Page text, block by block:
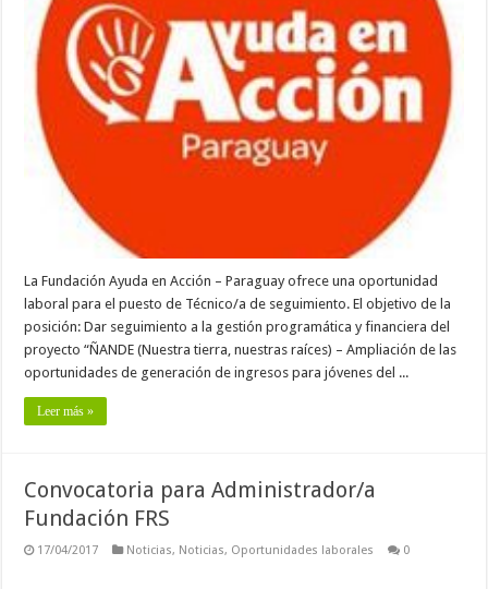
La Fundación Ayuda en Acción – Paraguay ofrece una oportunidad
laboral para el puesto de Técnico/a de seguimiento. El objetivo de la
posición: Dar seguimiento a la gestión programática y financiera del
proyecto “ÑANDE (Nuestra tierra, nuestras raíces) – Ampliación de las
oportunidades de generación de ingresos para jóvenes del ...
Leer más »
Convocatoria para Administrador/a
Fundación FRS
17/04/2017 Noticias, Noticias, Oportunidades laborales 0